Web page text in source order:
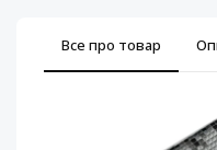
Все про товар